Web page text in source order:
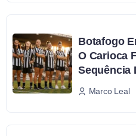
Botafogo
O Carioca
Sequência
Marco Leal